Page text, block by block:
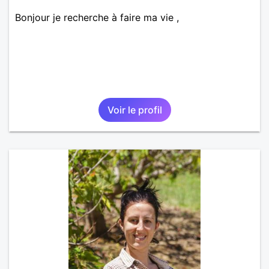
Bonjour je recherche à faire ma vie ,
Voir le profil